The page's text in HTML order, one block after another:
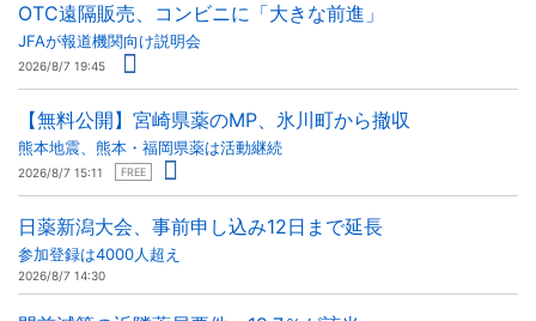
OTC遠隔販売、コンビニに「大きな前進」
JFAが報道機関向け説明会
2026/8/7 19:45
【無料公開】宮崎県薬のMP、氷川町から撤収
熊本地震、熊本・福岡県薬は活動継続
2026/8/7 15:11 FREE
日薬新潟大会、事前申し込み12日まで延長
参加登録は4000人超え
2026/8/7 14:30